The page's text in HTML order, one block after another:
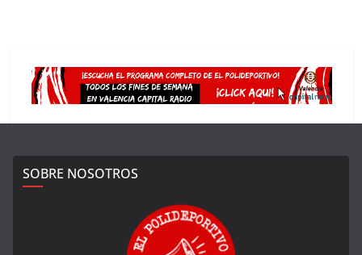
SOBRE NOSOTROS